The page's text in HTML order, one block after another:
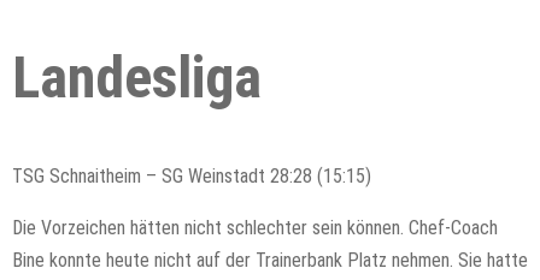
Landesliga
TSG Schnaitheim – SG Weinstadt 28:28 (15:15)
Die Vorzeichen hätten nicht schlechter sein können. Chef-Coach
Bine konnte heute nicht auf der Trainerbank Platz nehmen. Sie hatte